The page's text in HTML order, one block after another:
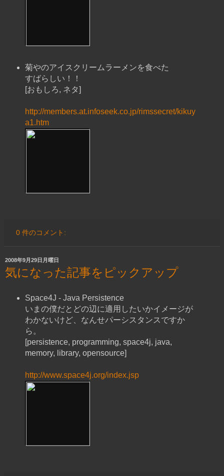
菊やのアイスクリームラーメンを食べた
すばらしい！！
[おもしろ, ネタ]
http://members.at.infoseek.co.jp/rimssecret/kikuy
a1.htm
0 件のコメント:
2008年9月29日月曜日
気になった記事をピックアップ
Space4J - Java Persistence
いまの僕だとどの辺に適用したいかイメージが
わかないけど、なんせパーシスタンスですか
ら。
[persistence, programming, space4j, java,
memory, library, opensource]
http://www.space4j.org/index.jsp